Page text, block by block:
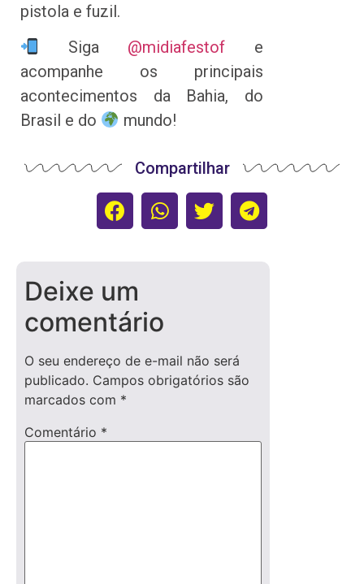
pistola e fuzil.
Siga @midiafestof e
acompanhe os principais
acontecimentos da Bahia, do
Brasil e do
mundo!
Compartilhar
Deixe um
comentário
O seu endereço de e-mail não será
publicado. Campos obrigatórios são
marcados com *
Comentário *